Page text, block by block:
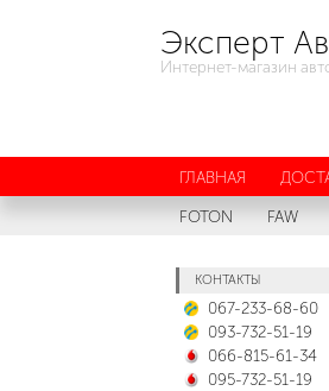
Эксперт
Интернет-магазин
ГЛАВНАЯ
FOTON
FAW
КОНТАКТЫ
067-233-68-60
093-732-51-19
066-815-61-34
095-732-51-19